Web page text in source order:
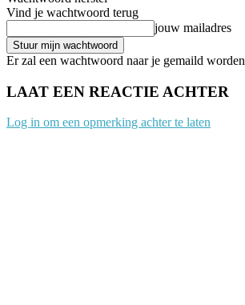
Vind je wachtwoord terug
jouw mailadres
Er zal een wachtwoord naar je gemaild worden
LAAT EEN REACTIE ACHTER
Log in om een opmerking achter te laten